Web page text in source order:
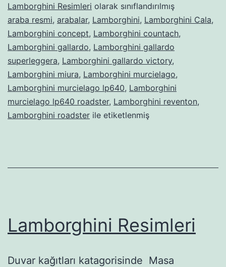
Lamborghini Resimleri olarak sınıflandırılmış
araba resmi, arabalar, Lamborghini, Lamborghini Cala,
Lamborghini concept, Lamborghini countach,
Lamborghini gallardo, Lamborghini gallardo
superleggera, Lamborghini gallardo victory,
Lamborghini miura, Lamborghini murcielago,
Lamborghini murcielago lp640, Lamborghini
murcielago lp640 roadster, Lamborghini reventon,
Lamborghini roadster ile etiketlenmiş
Lamborghini Resimleri
Duvar kağıtları katagorisinde Masa